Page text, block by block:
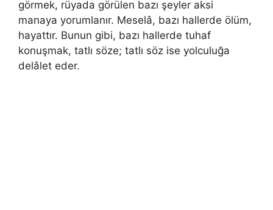
görmek, rüyada görülen bazı şeyler aksi
manaya yorumlanır. Meselâ, bazı hallerde ölüm,
hayattır. Bunun gibi, bazı hallerde tuhaf
konuşmak, tatlı söze; tatlı söz ise yolculuğa
delâlet eder.